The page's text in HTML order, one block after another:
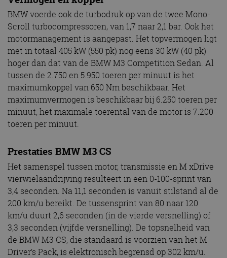
BMW voerde ook de turbodruk op van de twee Mono-
Scroll turbocompressoren, van 1,7 naar 2,1 bar. Ook het
motormanagement is aangepast. Het topvermogen ligt
met in totaal 405 kW (550 pk) nog eens 30 kW (40 pk)
hoger dan dat van de BMW M3 Competition Sedan. Al
tussen de 2.750 en 5.950 toeren per minuut is het
maximumkoppel van 650 Nm beschikbaar. Het
maximumvermogen is beschikbaar bij 6.250 toeren per
minuut, het maximale toerental van de motor is 7.200
toeren per minuut.
Prestaties BMW M3 CS
Het samenspel tussen motor, transmissie en M xDrive
vierwielaandrijving resulteert in een 0-100-sprint van
3,4 seconden. Na 11,1 seconden is vanuit stilstand al de
200 km/u bereikt. De tussensprint van 80 naar 120
km/u duurt 2,6 seconden (in de vierde versnelling) of
3,3 seconden (vijfde versnelling). De topsnelheid van
de BMW M3 CS, die standaard is voorzien van het M
Driver’s Pack, is elektronisch begrensd op 302 km/u.